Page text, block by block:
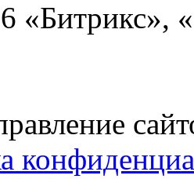
«Битрикс»,